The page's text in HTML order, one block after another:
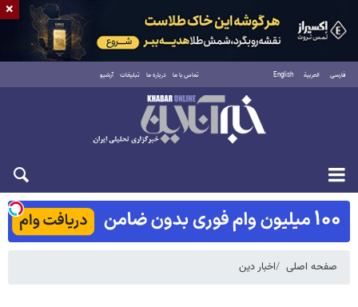
فارسی العربية English تماس با ما درباره ما تبلیغات آرشیو
شنبه ۱۷ مرداد ۱۴۰۵
صفحه اصلی اخبار دین
×